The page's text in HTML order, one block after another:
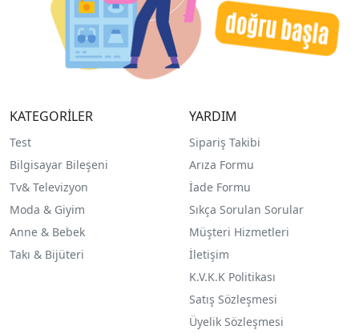
KATEGORİLER
Test
Bilgisayar Bileşeni
Tv& Televizyon
Moda & Giyim
Anne & Bebek
Takı & Bijüteri
YARDIM
Sipariş Takibi
Arıza Formu
İade Formu
Sıkça Sorulan Sorular
Müşteri Hizmetleri
İletişim
K.V.K.K Politikası
Satış Sözleşmesi
Üyelik Sözleşmesi